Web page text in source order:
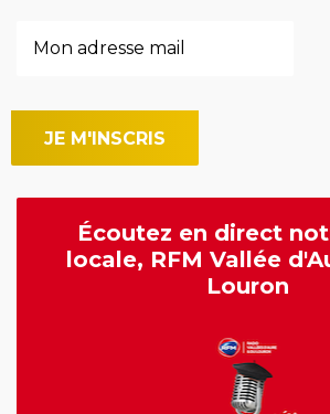
Écoutez en direct
locale, RFM Vallée
Louron